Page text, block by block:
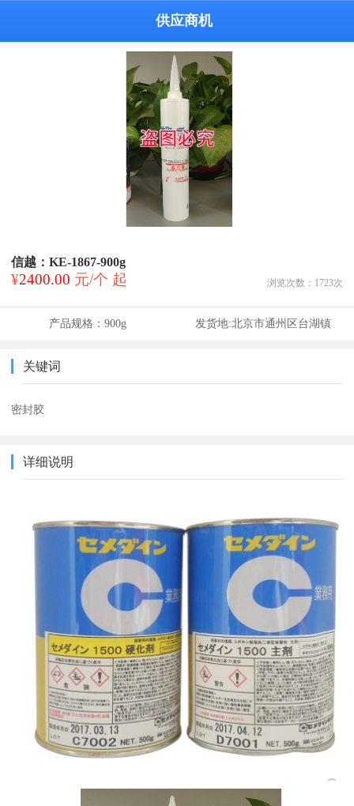
供应商机
信越：KE-1867-900g
¥2400.00 元/个 起 浏览次数： 1723次
产品规格： 900g 发货地:北京市通州区台湖镇
关键词
密封胶
详细说明